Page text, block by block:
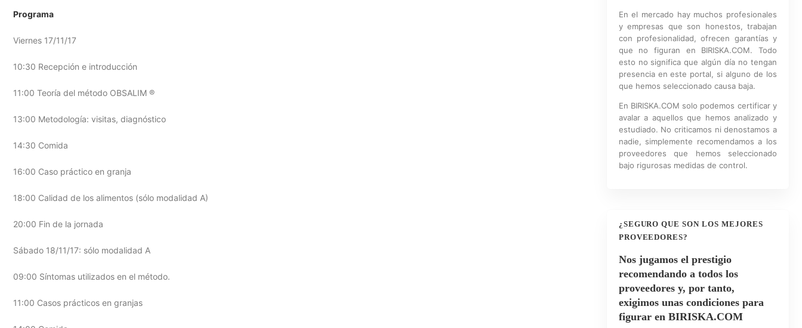
Programa
Viernes 17/11/17
10:30 Recepción e introducción
11:00 Teoría del método OBSALIM ®
13:00 Metodología: visitas, diagnóstico
14:30 Comida
16:00 Caso práctico en granja
18:00 Calidad de los alimentos (sólo modalidad A)
20:00 Fin de la jornada
Sábado 18/11/17: sólo modalidad A
09:00 Síntomas utilizados en el método.
11:00 Casos prácticos en granjas
En el mercado hay muchos profesionales
y empresas que son honestos, trabajan
con profesionalidad, ofrecen garantías y
que no figuran en BIRISKA.COM. Todo
esto no significa que algún día no tengan
presencia en este portal, si alguno de los
que hemos seleccionado causa baja.
En BIRISKA.COM solo podemos certificar y
avalar a aquellos que hemos analizado y
estudiado. No criticamos ni denostamos a
nadie, simplemente recomendamos a los
proveedores que hemos seleccionado
bajo rigurosas medidas de control.
¿SEGURO QUE SON LOS MEJORES
PROVEEDORES?
Nos jugamos el prestigio
recomendando a todos los
proveedores y, por tanto,
exigimos unas condiciones para
figurar en BIRISKA.COM